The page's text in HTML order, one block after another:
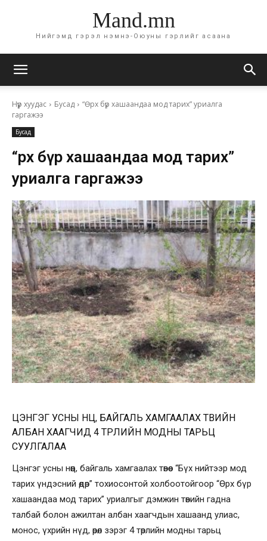
Mand.mn
Нийгэмд гэрэл нэмнэ-Оюуны гэрлийг асаана
Нүүр хуудас Бусад
“Өрх бүр хашаандаа мод тарих” уриалга
гаргажээ
Бусад
“Өрх бүр хашаандаа мод тарих”
уриалга гаргажээ
ЦЭНГЭГ УСНЫ НӨӨЦ, БАЙГАЛЬ ХАМГААЛАХ ТӨВИЙН
АЛБАН ХААГЧИД 4 ТӨРЛИЙН МОДНЫ ТАРЬЦ
СУУЛГАЛАА
Цэнгэг усны нөөц, байгаль хамгаалах төвөөс “Бүх нийтээр мод
тарих үндэсний өдөр” тохиосонтой холбоотойгоор “Өрх бүр
хашаандаа мод тарих” уриалгыг дэмжин төвийн гадна
талбай болон ажилтан албан хаагчдын хашаанд улиас,
монос, үхрийн нүд, өрөл зэрэг 4 төрлийн модны тарьц